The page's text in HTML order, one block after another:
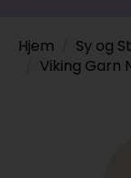
Hjem Sy og
Viking Garn